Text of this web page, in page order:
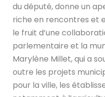
du député, donne un
riche en rencontres et
le fruit d’une
parlementaire et la
Marylène Millet, qui a
outre les projets
pour la ville, les